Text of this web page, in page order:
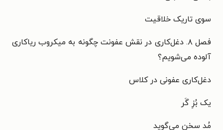
سوی تاریک خلاقیت
فصل ۸. دغل‌کاری در نقش عفونت چگونه به میکروب ریاکاری
آلوده می‌شویم؟
دغل‌کاری عفونی در کلاس
یک بُزِ گَر
مُد سخن می‌گوید